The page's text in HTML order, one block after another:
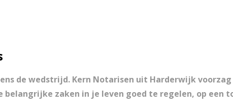
de wedstrijd. Kern Notarisen uit Harderwijk
zaken in je leven goed te regelen, op een